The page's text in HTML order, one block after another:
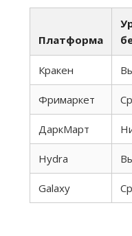
Платформа
Кракен
Фримаркет
ДаркМарт
Hydra
Galaxy